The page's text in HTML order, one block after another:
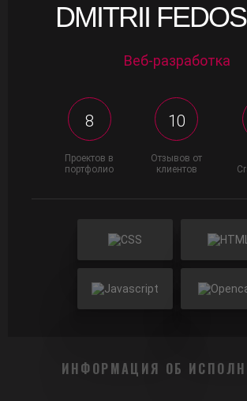
DMITRII
Веб-разработка
8
Проектов в
портфолио
10
Отзывов от
клиентов
ИНФОРМАЦИЯ ОБ